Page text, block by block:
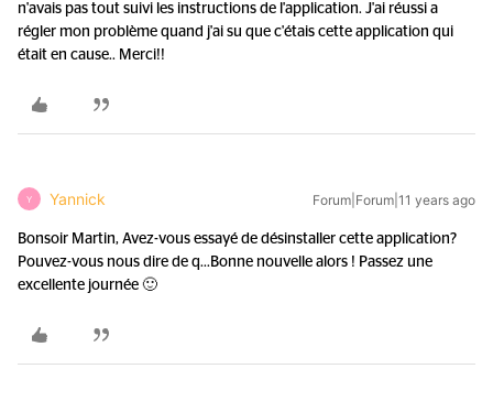
n'avais pas tout suivi les instructions de l'application. J'ai réussi a
régler mon problème quand j'ai su que c'étais cette application qui
était en cause.. Merci!!
Y Yannick Forum|Forum|11 years ago
Bonsoir Martin, Avez-vous essayé de désinstaller cette application?
Pouvez-vous nous dire de q...Bonne nouvelle alors ! Passez une
excellente journée 🙂